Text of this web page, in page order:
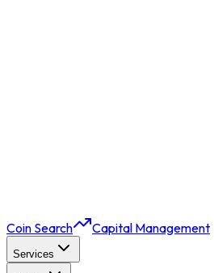
Coin Search Capital Management
Services